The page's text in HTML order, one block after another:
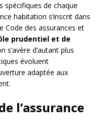
spécifiques de chaque
habitation s’inscrit dans
Code des assurances et
prudentiel et de
s’avère d’autant plus
évoluent
adaptée aux
l’assurance